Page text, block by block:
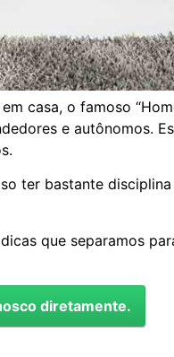
casa, o famoso
e autônomos.
ter bastante
que separamos
diretamente.